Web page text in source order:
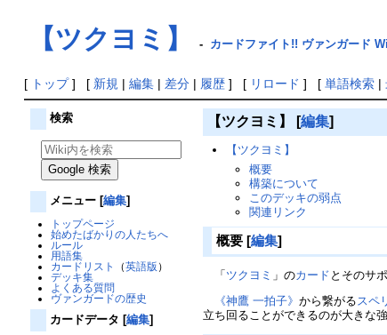
【ツクヨミ】 - カードファイト!! ヴァンガード
[ トップ] [ 新規 | 編集| 差分| 履歴] [ リロード ] [ 単語検索|
検索
メニュー [編集]
トップページ
始めたばかりの人たちへ
ルール
用語集
カードリスト
（英語版 ）
デッキ集
よくある質問
ヴァンガードの歴史
カードデータ [編集]
【ツクヨミ】 [編集]
【ツクヨミ】
概要
構築について
このデッキの弱点
関連リンク
概要 [編集]
「 ツクヨミ 」のカード とそのサ
《神鷹 一拍子》から繋がる スペ
立ち回ることができるのが大きな強